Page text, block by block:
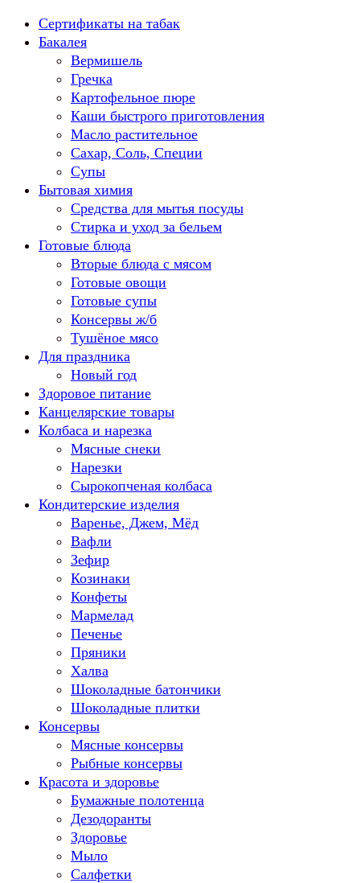
Перейти
содержанию
Сертификаты на табак
Бакалея
Вермишель
Гречка
Картофельное пюре
Каши быстрого приготовления
Масло растительное
Сахар, Соль, Специи
Супы
Бытовая химия
Средства для мытья посуды
Стирка и уход за бельем
Готовые блюда
Вторые блюда с мясом
Готовые овощи
Готовые супы
Консервы ж/б
Тушёное мясо
Для праздника
Новый год
Здоровое питание
Канцелярские товары
Колбаса и нарезка
Мясные снеки
Нарезки
Сырокопченая колбаса
Кондитерские изделия
Варенье, Джем, Мёд
Вафли
Зефир
Козинаки
Конфеты
Мармелад
Печенье
Пряники
Халва
Шоколадные батончики
Шоколадные плитки
Консервы
Мясные консервы
Рыбные консервы
Красота и здоровье
Бумажные полотенца
Дезодоранты
Здоровье
Мыло
Салфетки